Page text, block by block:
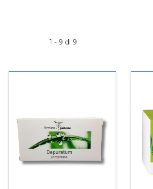
1 - 9 di 9